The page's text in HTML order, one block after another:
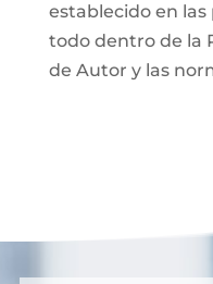
establecido en
todo dentro de la
de Autor y las